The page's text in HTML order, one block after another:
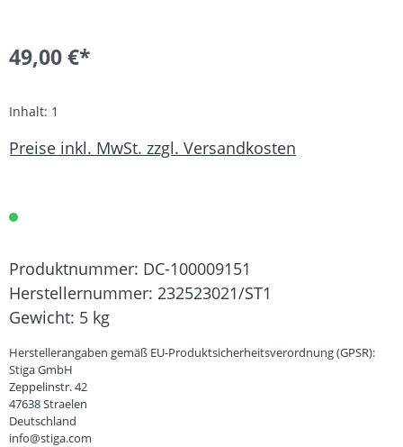
49,00 €*
Inhalt: 1
Preise inkl. MwSt. zzgl. Versandkosten
Produktnummer: DC-100009151
Herstellernummer: 232523021/ST1
Gewicht: 5 kg
Herstellerangaben gemäß EU-Produktsicherheitsverordnung (GPSR):
Stiga GmbH
Zeppelinstr. 42
47638 Straelen
Deutschland
info@stiga.com